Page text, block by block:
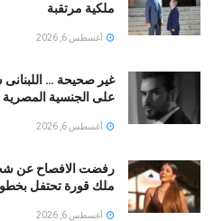
ملكية مرتقبة
أغسطس 6, 2026
غير صحيحة …
على الجنسية المصرية
أغسطس 6, 2026
رفضت الافصاح عن
ملك قورة تحتفل
أغسطس 6, 2026